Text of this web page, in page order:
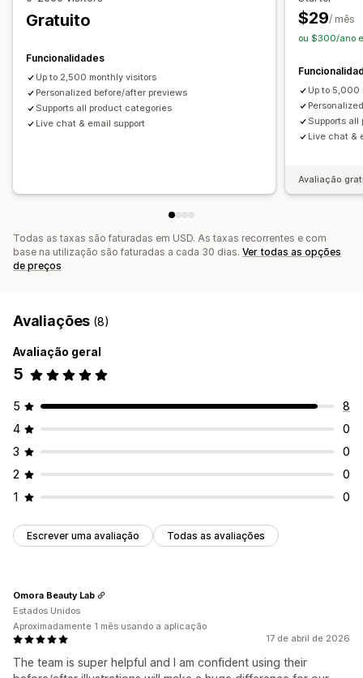
Gratuito
Funcionalidades
Up to 2,500 monthly visitors
Personalized before/after previews
Supports all product categories
Live chat & email support
$29/ mês
ou $300/ano
Up to 5,000
Supports
Live chat &
Avaliação
Todas as taxas são faturadas em USD. As taxas recorrentes e com
base na utilização são faturadas a cada 30 dias. Ver todas as opções
de preços
Avaliações (8)
Avaliação geral
5
5
8
4
0
3
0
2
0
1
0
Escrever uma avaliação Todas as avaliações
17 de abril de 2026
The team is super helpful and I am confident using their
Omora Beauty Lab
Estados Unidos
Aproximadamente 1 mês usando a aplicação